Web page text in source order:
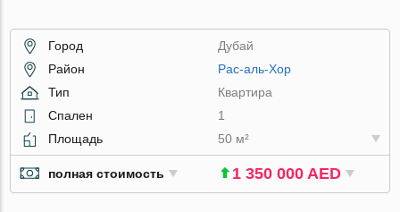
Город
Дубай
Район
Рас-аль-Хор
Тип
Квартира
Спален
1
Площадь
50 м²
полная стоимость 1 350 000 AED